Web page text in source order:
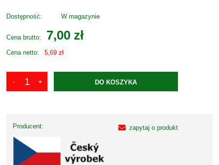
Dostępność: W magazynie
Cena brutto: 7,00 zł
Cena netto: 5,69 zł
DO KOSZYKA
Producent: zapytaj o produkt